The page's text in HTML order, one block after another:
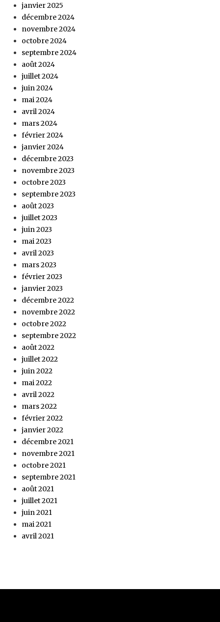
janvier 2025
décembre 2024
novembre 2024
octobre 2024
septembre 2024
août 2024
juillet 2024
juin 2024
mai 2024
avril 2024
mars 2024
février 2024
janvier 2024
décembre 2023
novembre 2023
octobre 2023
septembre 2023
août 2023
juillet 2023
juin 2023
mai 2023
avril 2023
mars 2023
février 2023
janvier 2023
décembre 2022
novembre 2022
octobre 2022
septembre 2022
août 2022
juillet 2022
juin 2022
mai 2022
avril 2022
mars 2022
février 2022
janvier 2022
décembre 2021
novembre 2021
octobre 2021
septembre 2021
août 2021
juillet 2021
juin 2021
mai 2021
avril 2021